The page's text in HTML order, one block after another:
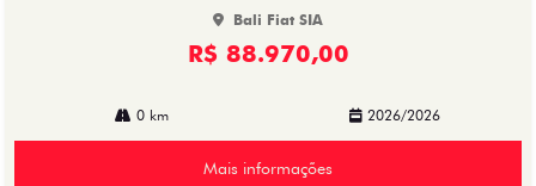
Bali Fiat SIA
R$ 88.970,00
0 km 2026/2026
Mais informações